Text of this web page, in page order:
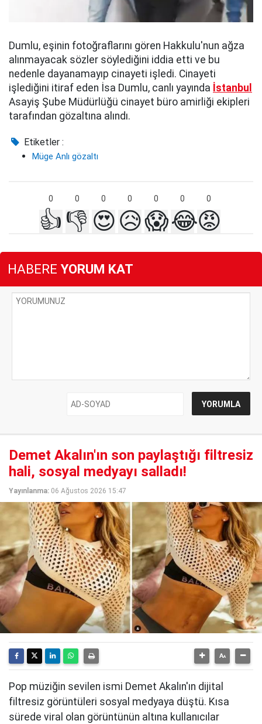
Dumlu, eşinin fotoğraflarını gören Hakkulu'nun ağza
alınmayacak sözler söylediğini iddia etti ve bu
nedenle dayanamayıp cinayeti işledi. Cinayeti
işlediğini itiraf eden İsa Dumlu, canlı yayında İstanbul
Asayiş Şube Müdürlüğü cinayet büro amirliği ekipleri
tarafından gözaltına alındı.
Etiketler :
Müge Anlı gözaltı
0 0 0 0 0 0 0
👍 👎 😍😥😱😂😡
HABERE YORUM KAT
Demet Akalın'ın son paylaştığı filtresiz
hali, sosyal medyayı salladı!
Yayınlanma: 06 Ağustos 2026 15:47
Pop müziğin sevilen ismi Demet Akalın'ın dijital
filtresiz görüntüleri sosyal medyaya düştü. Kısa
sürede viral olan görüntünün altına kullanıcılar